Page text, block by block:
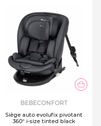
BEBECONFORT
Siège auto evolufix pivotant
360° i-size tinted black